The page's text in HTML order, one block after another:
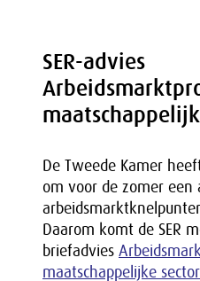
SER-advies
De Tweede Kamer
om voor de zomer een
Daarom komt de SER
briefadvies
maatschappelijke